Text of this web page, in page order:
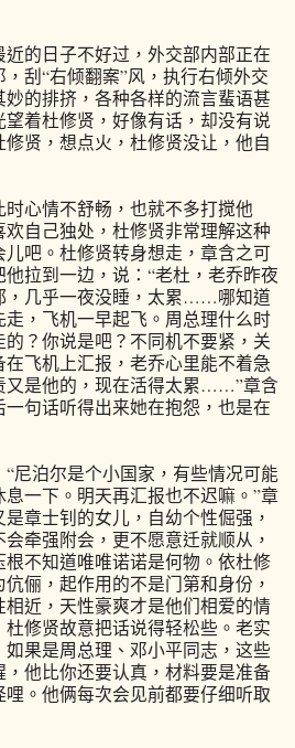
的日子不好过，外交部内部正在
刮“右倾翻案”风，执行右倾外交
的排挤，各种各样的流言蜚语甚
着杜修贤，好像有话，却没有说
贤，想点火，杜修贤没让，他自
心情不舒畅，也就不多打搅他
自己独处，杜修贤非常理解这种
吧。杜修贤转身想走，章含之可
拉到一边，说：“老杜，老乔昨夜
，几乎一夜没睡，太累……哪知道
，飞机一早起飞。周总理什么时
？你说是吧？不同机不要紧，关
飞机上汇报，老乔心里能不着急
又是他的，现在活得太累……”章含
句话听得出来她在抱怨，也是在
泊尔是个小国家，有些情况可能
一下。明天再汇报也不迟嘛。”章
章士钊的女儿，自幼个性倔强，
牵强附会，更不愿意迁就顺从，
不知道唯唯诺诺是何物。依杜修
俪，起作用的不是门第和身份，
近，天性豪爽才是他们相爱的情
修贤故意把话说得轻松些。老实
果是周总理、邓小平同志，这些
他比你还要认真，材料要是准备
。他俩每次会见前都要仔细听取